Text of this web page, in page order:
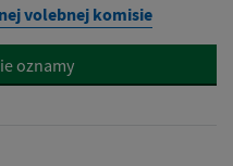
volebnej komisie
oznamy